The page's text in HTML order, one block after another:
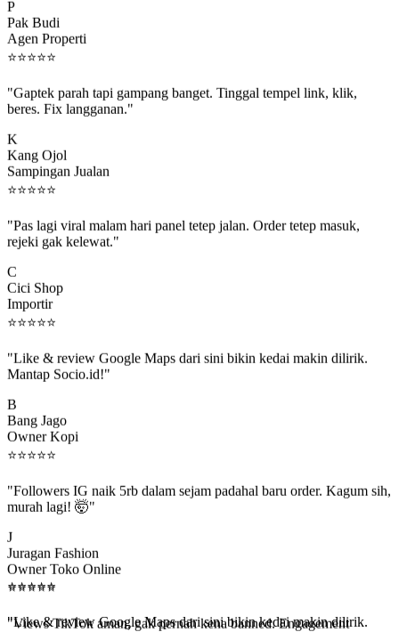
Pak Budi
Agen Properti
⭐⭐⭐⭐⭐
beres. Fix langganan."
Kang Ojol
Sampingan Jualan
⭐⭐⭐⭐⭐
rejeki gak kelewat."
Cici Shop
Importir
⭐⭐⭐⭐⭐
Mantap Socio.id!"
Bang Jago
Owner Kopi
⭐⭐⭐⭐ ⭐
murah lagi! 🤯"
Juragan Fashion
Owner Toko Online
⭐⭐⭐⭐ ⭐
beneran naik, algoritma suka."
⭐ ⭐ ⭐ ⭐ ⭐